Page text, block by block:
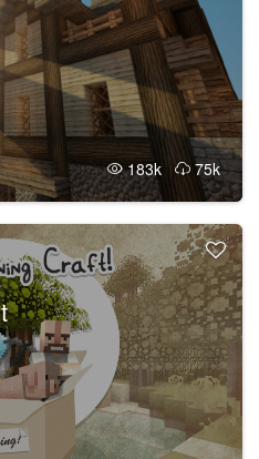
183k 75k